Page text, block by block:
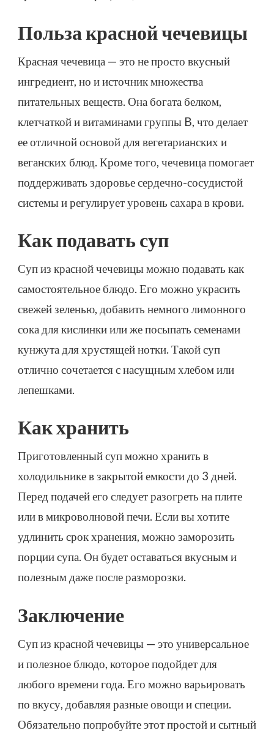
Польза красной чечевицы
Красная чечевица — это не просто вкусный
ингредиент, но и источник множества
питательных веществ. Она богата белком,
клетчаткой и витаминами группы B, что делает
ее отличной основой для вегетарианских и
веганских блюд. Кроме того, чечевица помогает
поддерживать здоровье сердечно-сосудистой
системы и регулирует уровень сахара в крови.
Как подавать суп
Суп из красной чечевицы можно подавать как
самостоятельное блюдо. Его можно украсить
свежей зеленью, добавить немного лимонного
сока для кислинки или же посыпать семенами
кунжута для хрустящей нотки. Такой суп
отлично сочетается с насущным хлебом или
лепешками.
Как хранить
Приготовленный суп можно хранить в
холодильнике в закрытой емкости до 3 дней.
Перед подачей его следует разогреть на плите
или в микроволновой печи. Если вы хотите
удлинить срок хранения, можно заморозить
порции супа. Он будет оставаться вкусным и
полезным даже после разморозки.
Заключение
Суп из красной чечевицы — это универсальное
и полезное блюдо, которое подойдет для
любого времени года. Его можно варьировать
по вкусу, добавляя разные овощи и специи.
Обязательно попробуйте этот простой и сытный